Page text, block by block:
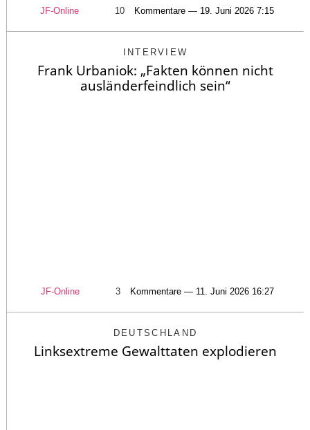
JF-Online 10 Kommentare — 19. Juni 2026 7:15
INTERVIEW
Frank Urbaniok: „Fakten können nicht
ausländerfeindlich sein“
JF-Online 3 Kommentare — 11. Juni 2026 16:27
DEUTSCHLAND
Linksextreme Gewalttaten explodieren